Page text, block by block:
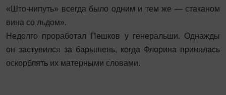
«Што-нипуть» всегда было одним и тем же — стаканом
вина со льдом».
Недолго проработал Пешков у генеральши. Однажды
он заступился за барышень, когда Флорина принялась
оскорблять их матерными словами.